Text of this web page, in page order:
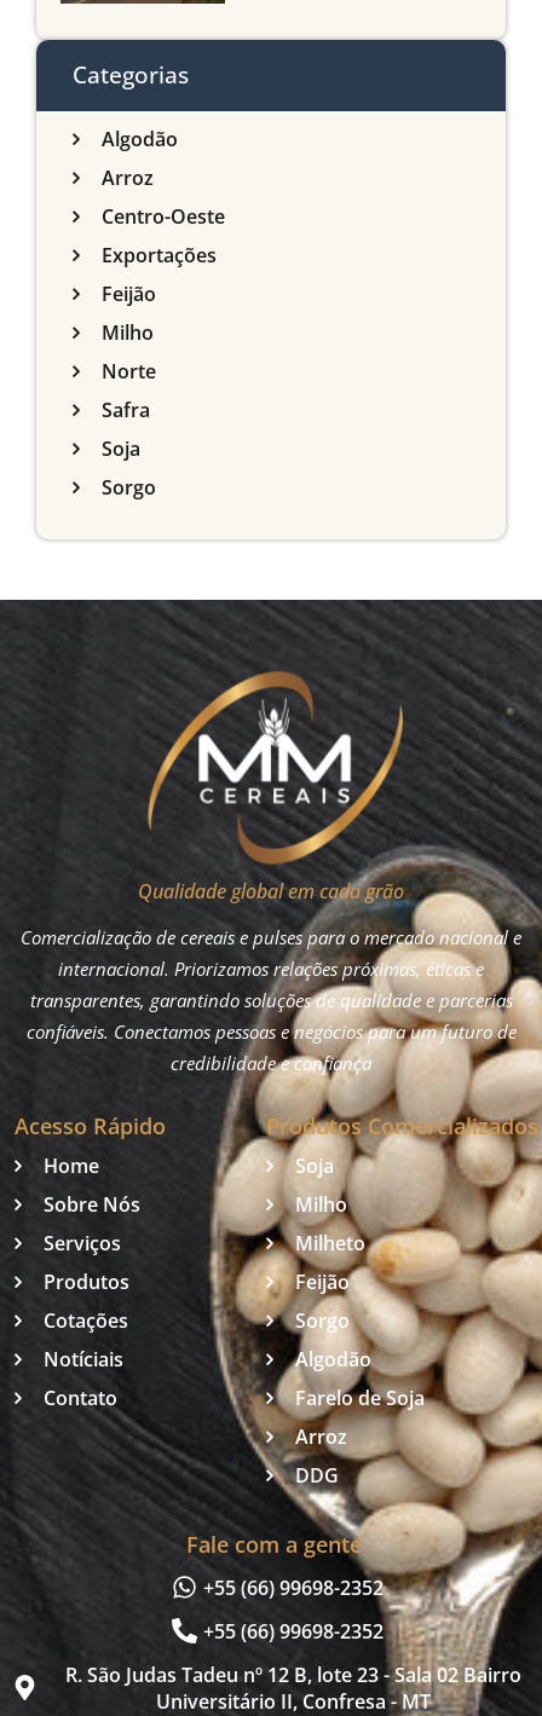
do Sul
Categorias
Algodão
Arroz
Centro-Oeste
Exportações
Feijão
Milho
Norte
Safra
Soja
Sorgo
Qualidade global em cada grão
Comercialização de cereais e pulses para o mercado nacional e
internacional. Priorizamos relações próximas, éticas e
transparentes, garantindo soluções de qualidade e parcerias
confiáveis. Conectamos pessoas e negócios para um futuro de
credibilidade e confiança
Acesso Rápido
Home
Sobre Nós
Serviços
Produtos
Cotações
Notíciais
Contato
Produtos Comercializados
Soja
Milho
Milheto
Feijão
Sorgo
Algodão
Farelo de Soja
Arroz
DDG
Fale com a gente
+55 (66) 99698-2352
+55 (66) 99698-2352
R. São Judas Tadeu nº 12 B, lote 23 - Sala 02 Bairro
Universitário II, Confresa - MT